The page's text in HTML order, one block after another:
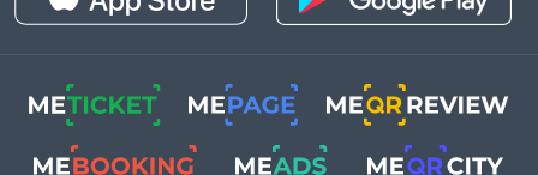
ช่วยให้คุณก้าวไปสู่อีก
โดย
การสร้างโค้ด
สำหรับมัลติลิงก์ รหัส
รหัส QR สำหรับโซเชีย